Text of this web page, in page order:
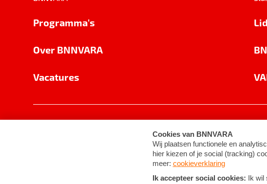
Programma's
Over BNNVARA
Vacatures
Cookie-instellingen Algemene